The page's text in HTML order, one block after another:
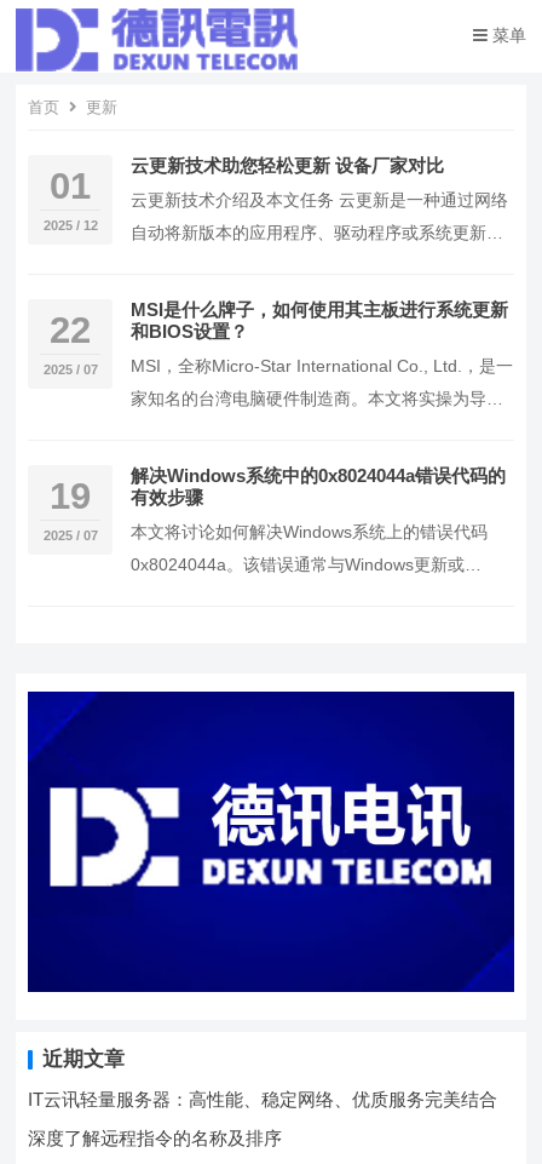
菜单
首页 更新
01
2025 / 12
云更新技术助您轻松更新 设备厂家对比
云更新技术介绍及本文任务 云更新是一种通过网络
自动将新版本的应用程序、驱动程序或系统更新到
用户设…
22
2025 / 07
MSI是什么牌子，如何使用其主板进行系统更新
和BIOS设置？
MSI，全称Micro-Star International Co., Ltd.，是一
家知名的台湾电脑硬件制造商。本文将实操为导
19
2025 / 07
解决Windows系统中的0x8024044a错误代码的
有效步骤
本文将讨论如何解决Windows系统上的错误代码
0x8024044a。该错误通常与Windows更新或
近期文章
IT云讯轻量服务器：高性能、稳定网络、优质服务完美结合
深度了解远程指令的名称及排序